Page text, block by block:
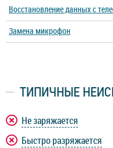
Восстановление данных с
Замена микрофон
ТИПИЧНЫЕ
Не заряжается
Быстро разряжается